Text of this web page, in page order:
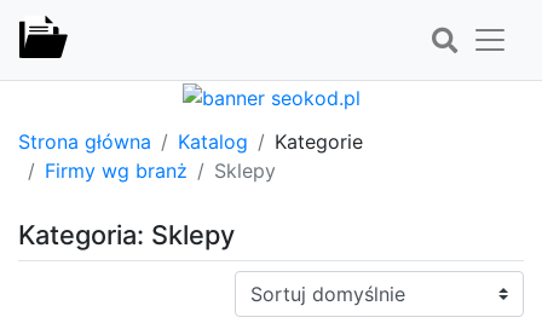
Strona główna Katalog
Kategorie
Firmy wg branż
Sklepy
Kategoria: Sklepy
Sortuj: